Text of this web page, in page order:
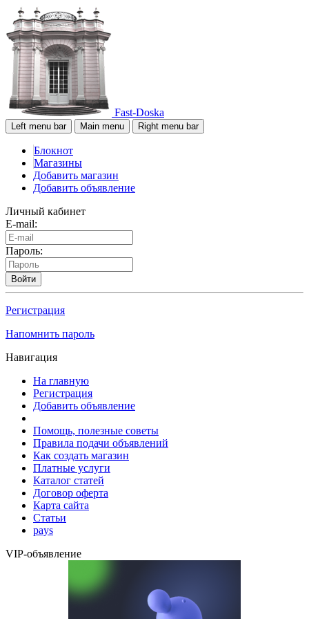
Fast-Doska
Left menu bar Main menu Right menu bar
Блокнот
Магазины
Добавить магазин
Добавить объявление
Личный кабинет
E-mail:
Пароль:
Войти
Регистрация
Напомнить пароль
Навигация
На главную
Регистрация
Добавить объявление
Помощь, полезные советы
Правила подачи объявлений
Как создать магазин
Платные услуги
Каталог статей
Договор оферта
Карта сайта
Статьи
pays
VIP-объявление